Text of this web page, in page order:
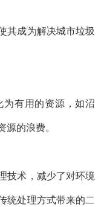
其成为解决城市垃圾
有用的资源，如沼
的浪费。
技术，减少了对环境
统处理方式带来的二